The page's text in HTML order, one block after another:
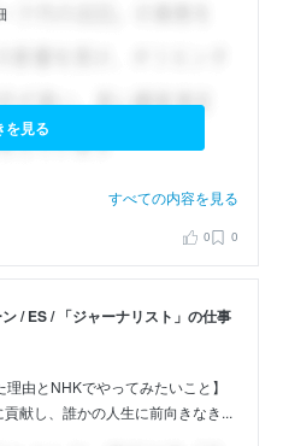
を見る
すべての内容を見る
0 0
/ ES / 「ジャーナリスト」の仕事
由とNHKでやってみたいこと】
献し、誰かの人生に前向きなき...